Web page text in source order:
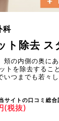
科
ト除去 ス
の内側の奥に
トを除去するこ
いつまでも若々
サイトの口コミ総合
(税抜)